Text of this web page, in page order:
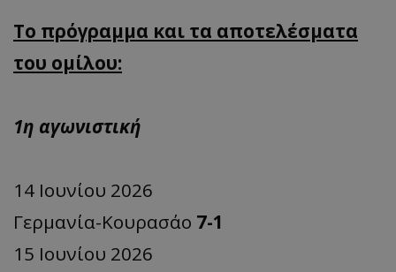
Tο πρόγραμμα και τα αποτελέσματα
του ομίλου:
1η αγωνιστική
14 Ιουνίου 2026
Γερμανία-Κουρασάο 7-1
15 Ιουνίου 2026